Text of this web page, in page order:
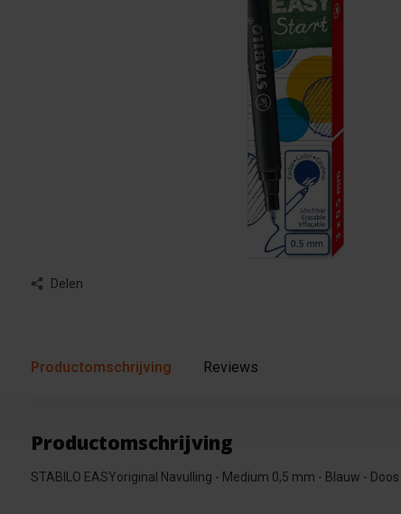
Delen
Productomschrijving Reviews
Productomschrijving
STABILO EASYoriginal Navulling - Medium 0,5 mm - Blauw - Doos